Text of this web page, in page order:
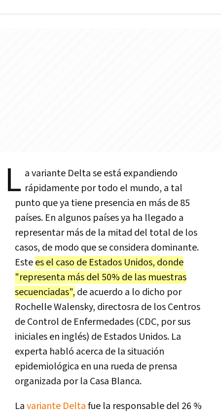
L a variante Delta se está expandiendo
rápidamente por todo el mundo, a tal
punto que ya tiene presencia en más de 85
países. En algunos países ya ha llegado a
representar más de la mitad del total de los
casos, de modo que se considera dominante.
Estees el caso de Estados Unidos, donde
"representa más del 50% de las muestras
secuenciadas", de acuerdo a lo dicho por
Rochelle Walensky, directosra de los Centros
de Control de Enfermedades (CDC, por sus
iniciales en inglés) de Estados Unidos. La
experta habló acerca de la situación
epidemiológica en una rueda de prensa
organizada por la Casa Blanca.
Lavariante Deltafue la responsable del 26 %